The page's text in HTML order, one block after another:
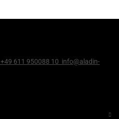
+49 611 950088 10 info@aladin-